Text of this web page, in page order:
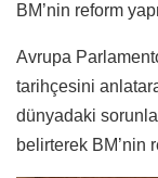
BM’nin reform
Avrupa
tarihçesini
dünyadaki
belirterek BM’nin